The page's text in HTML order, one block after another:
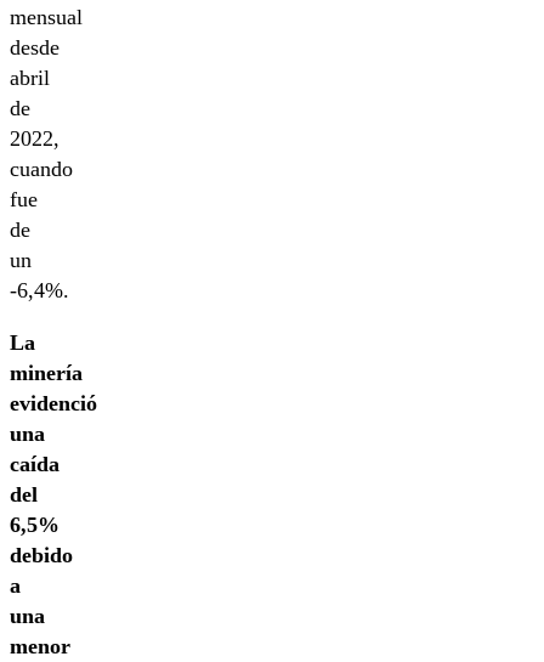
mensual
desde
abril
de
2022,
cuando
fue
de
un
-6,4%.
La
minería
evidenció
una
caída
del
6,5%
debido
a
una
menor